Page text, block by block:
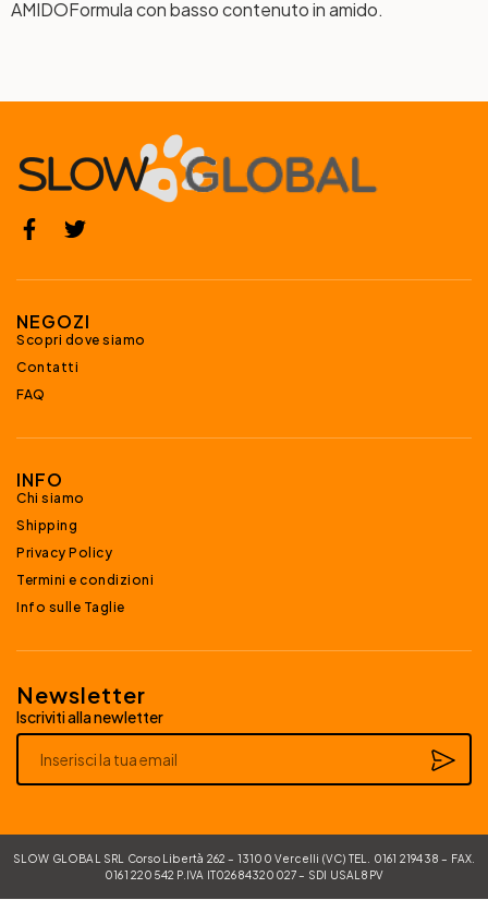
AMIDOFormula con basso contenuto in amido.
NEGOZI
Scopri dove siamo
Contatti
FAQ
INFO
Chi siamo
Shipping
Privacy Policy
Termini e condizioni
Info sulle Taglie
Newsletter
Iscriviti alla newletter
SLOW GLOBAL SRL Corso Libertà 262 – 13100 Vercelli (VC) TEL. 0161 219438 – FAX.
0161 220542 P.IVA IT02684320027 – SDI USAL8PV